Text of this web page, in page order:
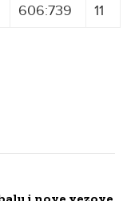
606:739 11